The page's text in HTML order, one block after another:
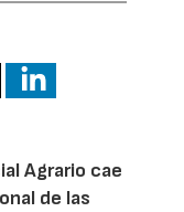
Agrario cae
de las